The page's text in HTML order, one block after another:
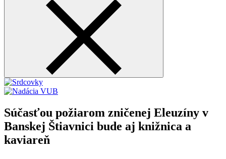
Súčasťou požiarom zničenej Eleuzíny v
Banskej Štiavnici bude aj knižnica a
kaviareň